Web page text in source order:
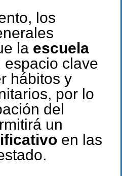
los
la escuela
espacio clave
hábitos y
por lo
del
un
en las